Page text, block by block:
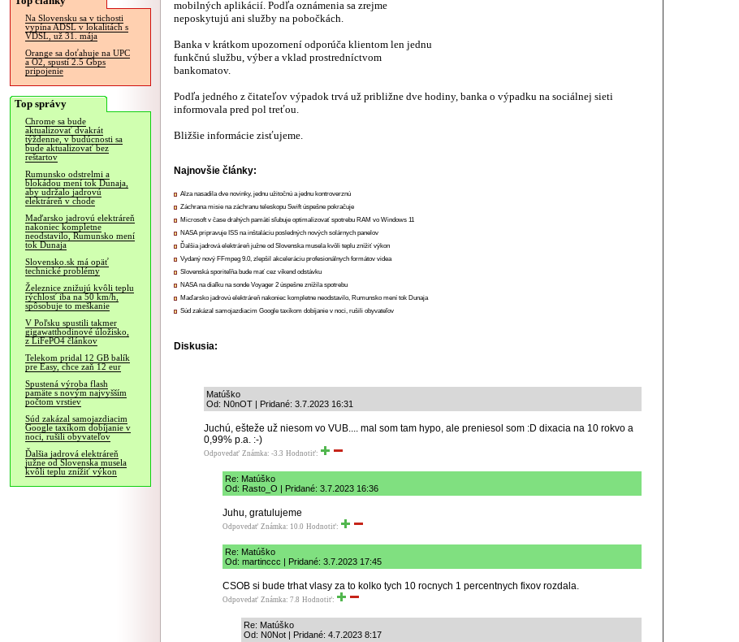
Na Slovensku sa v tichosti
vypína ADSL v lokalitách s
VDSL, už 31. mája
Orange sa doťahuje na UPC
a O2, spustí 2.5 Gbps
pripojenie
Top správy
Chrome sa bude
aktualizovať dvakrát
týždenne, v budúcnosti sa
bude aktualizovať bez
reštartov
Rumunsko odstrelmi a
blokádou mení tok Dunaja,
aby udržalo jadrovú
elektráreň v chode
Maďarsko jadrovú elektráreň
nakoniec kompletne
neodstavilo, Rumunsko mení
tok Dunaja
Slovensko.sk má opäť
technické problémy
Železnice znižujú kvôli teplu
rýchlosť iba na 50 km/h,
spôsobuje to meškanie
V Poľsku spustili takmer
gigawatthodinové úložisko,
z LiFePO4 článkov
Telekom pridal 12 GB balík
pre Easy, chce zaň 12 eur
Spustená výroba flash
pamäte s novým najvyšším
počtom vrstiev
Súd zakázal samojazdiacim
Google taxíkom dobíjanie v
noci, rušili obyvateľov
Ďalšia jadrová elektráreň
južne od Slovenska musela
kvôli teplu znížiť výkon
mobilných aplikácií. Podľa oznámenia sa zrejme
neposkytujú ani služby na pobočkách.
Banka v krátkom upozornení odporúča klientom len jednu
funkčnú službu, výber a vklad prostredníctvom
bankomatov.
Podľa jedného z čitateľov výpadok trvá už približne dve hodiny, banka o výpadku na sociálnej sieti
informovala pred pol treťou.
Bližšie informácie zisťujeme.
Najnovšie články:
Alza nasadila dve novinky, jednu užitočnú a jednu kontroverznú
Záchrana misie na záchranu teleskopu Swift úspešne pokračuje
Microsoft v čase drahých pamätí sľubuje optimalizovať spotrebu RAM vo Windows 11
NASA pripravuje ISS na inštaláciu posledných nových solárnych panelov
Ďalšia jadrová elektráreň južne od Slovenska musela kvôli teplu znížiť výkon
Vydaný nový FFmpeg 9.0, zlepšil akceleráciu profesionálnych formátov videa
Slovenská sporiteľňa bude mať cez víkend odstávku
NASA na diaľku na sonde Voyager 2 úspešne znížila spotrebu
Maďarsko jadrovú elektráreň nakoniec kompletne neodstavilo, Rumunsko mení tok Dunaja
Súd zakázal samojazdiacim Google taxíkom dobíjanie v noci, rušili obyvateľov
Diskusia:
Matúško
Od: N0nOT | Pridané: 3.7.2023 16:31
Juchú, ešteže už niesom vo VUB.... mal som tam hypo, ale preniesol som :D dixacia na 10 rokvo a
0,99% p.a. :-)
Odpovedať Známka: -3.3 Hodnotiť:
Re: Matúško
Od: Rasto_O | Pridané: 3.7.2023 16:36
Juhu, gratulujeme
Odpovedať Známka: 10.0 Hodnotiť:
Re: Matúško
Od: martinccc | Pridané: 3.7.2023 17:45
CSOB si bude trhat vlasy za to kolko tych 10 rocnych 1 percentnych fixov rozdala.
Odpovedať Známka: 7.8 Hodnotiť:
Re: Matúško
Od: N0Not | Pridané: 4.7.2023 8:17